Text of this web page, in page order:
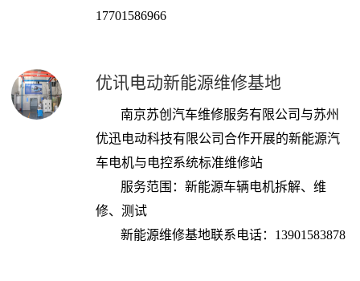
17701586966
优讯电动新能源维修基地
南京苏创汽车维修服务有限公司与苏州
优迅电动科技有限公司合作开展的新能源汽
车电机与电控系统标准维修站
服务范围：新能源车辆电机拆解、维
修、测试
新能源维修基地联系电话：13901583878